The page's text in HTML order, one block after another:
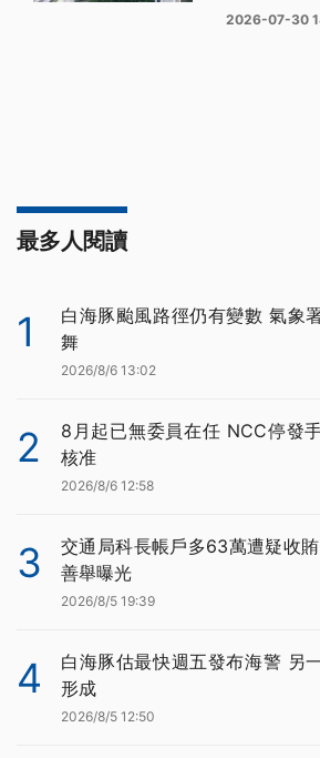
2026-07-30
最多人閱讀
1
白海豚颱風路徑仍有變數 氣象
舞
2026/8/6 13:02
2
8月起已無委員在任 NCC停發
核准
2026/8/6 12:58
3
交通局科長帳戶多63萬遭疑收
善舉曝光
2026/8/5 19:39
4
白海豚估最快週五發布海警 另
形成
2026/8/5 12:50